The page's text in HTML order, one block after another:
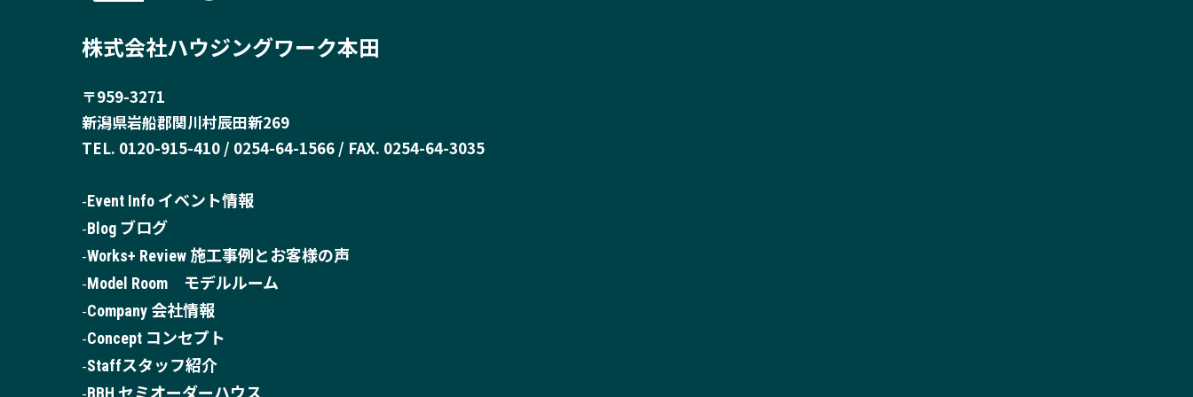
株式会社ハウジングワーク本田
〒959-3271
新潟県岩船郡関川村辰田新269
TEL. 0120-915-410 / 0254-64-1566 / FAX. 0254-64-3035
Event Info イベント情報
Blog ブログ
Works+ Review 施工事例とお客様の声
Model Room モデルルーム
Company 会社情報
Concept コンセプト
Staffスタッフ紹介
BBH セミオーダーハウス